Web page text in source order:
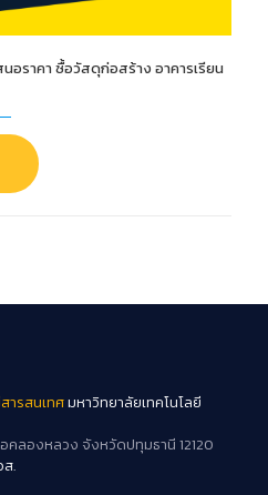
นอราคา ซื้อวัสดุก่อสร้าง อาคารเรียน
ารสนเทศมหาวิทยาลัยเทคโนโลยี
คลองหลวง จังหวัดปทุมธานี 12120
.